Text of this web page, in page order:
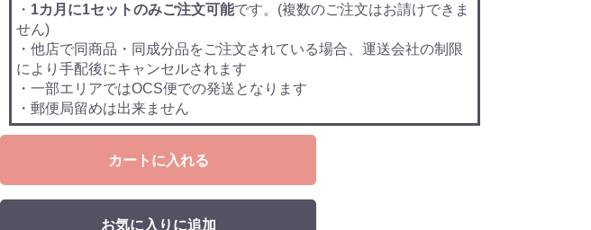
・ 1カ月に1セットのみご注文可能です。(複数のご注文はお請けできま
せん)
・他店で同商品・同成分品をご注文されている場合、運送会社の制限
により手配後にキャンセルされます
・一部エリアではOCS便での発送となります
・郵便局留めは出来ません
カートに入れる
お気に入りに追加